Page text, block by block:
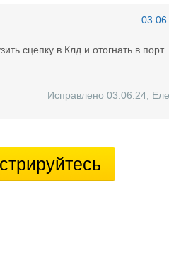
сцепку в Клд и отогнать в порт
Исправлено 03.06.24